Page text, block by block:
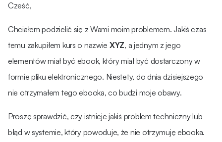
Cześć,
Chciałem podzielić się z Wami moim problemem. Jakiś czas
temu zakupiłem kurs o nazwie XYZ, a jednym z jego
elementów miał być ebook, który miał być dostarczony w
formie pliku elektronicznego. Niestety, do dnia dzisiejszego
nie otrzymałem tego ebooka, co budzi moje obawy.
Proszę sprawdzić, czy istnieje jakiś problem techniczny lub
błąd w systemie, który powoduje, że nie otrzymuję ebooka.